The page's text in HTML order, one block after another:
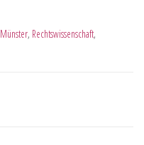
Münster, Rechtswissenschaft,